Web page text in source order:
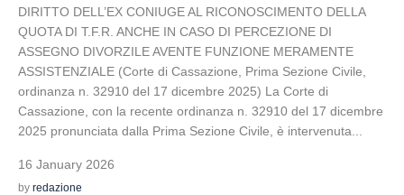
DIRITTO DELL’EX CONIUGE AL RICONOSCIMENTO DELLA
QUOTA DI T.F.R. ANCHE IN CASO DI PERCEZIONE DI
ASSEGNO DIVORZILE AVENTE FUNZIONE MERAMENTE
ASSISTENZIALE (Corte di Cassazione, Prima Sezione Civile,
ordinanza n. 32910 del 17 dicembre 2025) La Corte di
Cassazione, con la recente ordinanza n. 32910 del 17 dicembre
2025 pronunciata dalla Prima Sezione Civile, è intervenuta...
16 January 2026
by redazione